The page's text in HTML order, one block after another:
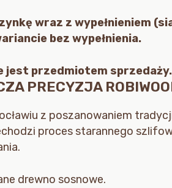
wraz z wypełnieniem
bez wypełnienia.
jest przedmiotem sprzedaży.
PRECYZJA
z poszanowaniem
proces starannego
drewno sosnowe.